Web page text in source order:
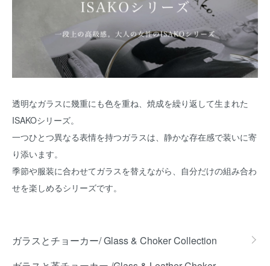
透明なガラスに幾重にも色を重ね、焼成を繰り返して生まれた
ISAKOシリーズ。
一つひとつ異なる表情を持つガラスは、静かな存在感で装いに寄
り添います。
季節や服装に合わせてガラスを替えながら、自分だけの組み合わ
せを楽しめるシリーズです。
グループ一覧
ガラスとチョーカー/ Glass & Choker Collection